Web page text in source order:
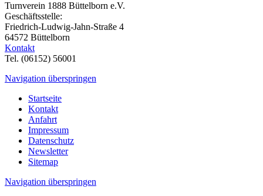
Turnverein 1888 Büttelborn e.V.
Geschäftsstelle:
Friedrich-Ludwig-Jahn-Straße 4
64572 Büttelborn
Kontakt
Tel. (06152) 56001
Navigation überspringen
Startseite
Kontakt
Anfahrt
Impressum
Datenschutz
Newsletter
Sitemap
Navigation überspringen